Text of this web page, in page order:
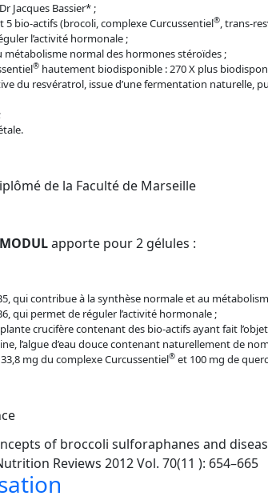
Jacques Bassier* ;
5 bio-actifs (brocoli, complexe Curcussentiel®, trans-
l’activité hormonale ;
métabolisme normal des hormones stéroïdes ;
® hautement biodisponible : 270 X plus
du resvératrol, issue d’une fermentation naturelle,
de la Faculté de Marseille
apporte pour 2 gélules :
qui contribue à la synthèse normale et au
qui permet de réguler l’activité hormonale ;
crucifère contenant des bio-actifs ayant fait
l’algue d’eau douce contenant naturellement de
mg du complexe Curcussentiel® et 100 mg de
of broccoli sulforaphanes and
Reviews 2012 Vol. 70(11 ): 654–665